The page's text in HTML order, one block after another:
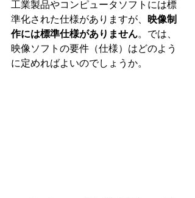
工業製品やコンピュータソフトには標
準化された仕様がありますが、 映像制
作には標準仕様がありません。では、
映像ソフトの要件（仕様）はどのよう
に定めればよいのでしょうか。